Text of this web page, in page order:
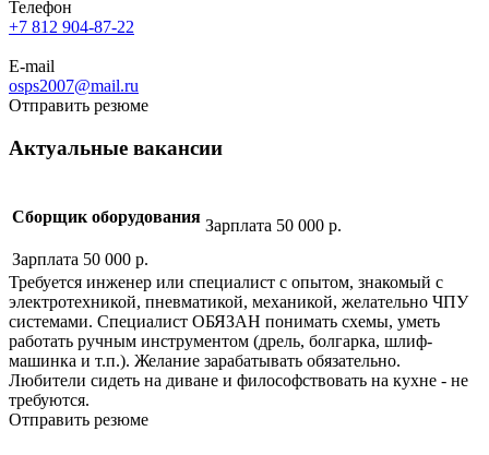
Телефон
+7 812 904-87-22
E-mail
osps2007@mail.ru
Отправить резюме
Актуальные вакансии
Сборщик оборудования
Зарплата 50 000 р.
Зарплата 50 000 р.
Требуется инженер или специалист с опытом, знакомый с
электротехникой, пневматикой, механикой, желательно ЧПУ
системами. Специалист ОБЯЗАН понимать схемы, уметь
работать ручным инструментом (дрель, болгарка, шлиф-
машинка и т.п.). Желание зарабатывать обязательно.
Любители сидеть на диване и философствовать на кухне - не
требуются.
Отправить резюме